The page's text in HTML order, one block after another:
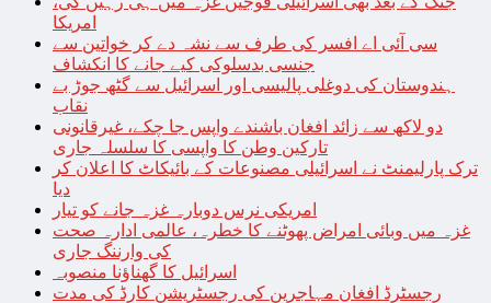
امریکا
سی آئی اے افسر کی طرف سے نشہ دے کر خواتین سے
جنسی بدسلوکی کیے جانے کا انکشاف
ہندوستان کی دوغلی پالیسی اور اسرائیل سے گٹھ جوڑ بے
نقاب
دو لاکھ سے زائد افغان باشندے واپس جا چکے، غیرقانونی
تارکین وطن کا واپسی کا سلسلہ جاری
ترک پارلیمنٹ نے اسرائیلی مصنوعات کے بائیکاٹ کا اعلان کر
دیا
امریکی نرس دوبارہ غزہ جانے کو تیار
غزہ میں وبائی امراض پھوٹنے کا خطرہ، عالمی ادارہ صحت
کی وارننگ جاری
اسرائیل کا گھناؤنا منصوبہ
رجسٹرڈ افغان مہاجرین کی رجسٹریشن کارڈ کی مدت